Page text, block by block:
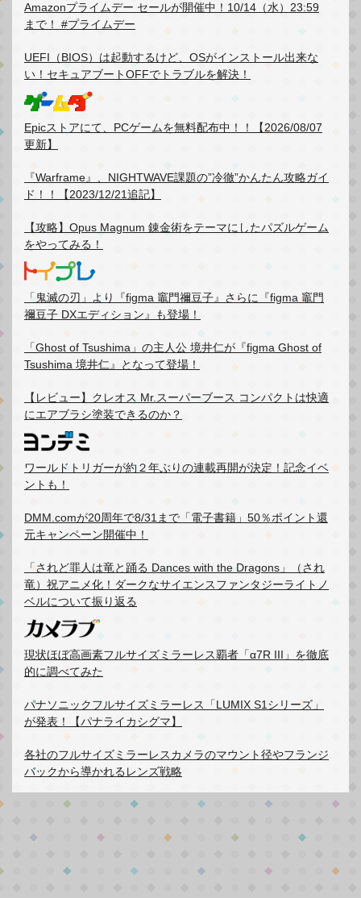
Amazonプライムデー セールが開催中！10/14（水）23:59
まで！ #プライムデー
UEFI（BIOS）は起動するけど、OSがインストール出来な
い！セキュアブートOFFでトラブルを解決！
Epicストアにて、PCゲームを無料配布中！！【2026/08/07
更新】
『Warframe』、NIGHTWAVE課題の”冷徹”かんたん攻略ガイ
ド！！【2023/12/21追記】
【攻略】Opus Magnum 錬金術をテーマにしたパズルゲーム
をやってみる！
「鬼滅の刃」より『figma 竈門禰豆子』さらに『figma 竈門
禰豆子 DXエディション』も登場！
「Ghost of Tsushima」の主人公 境井仁が『figma Ghost of
Tsushima 境井仁』となって登場！
【レビュー】クレオス Mr.スーパーブース コンパクトは快適
にエアブラシ塗装できるのか？
ワールドトリガーが約２年ぶりの連載再開が決定！記念イベ
ントも！
DMM.comが20周年で8/31まで「電子書籍」50％ポイント還
元キャンペーン開催中！
「されど罪人は竜と踊る Dances with the Dragons」（され
竜）祝アニメ化！ダークなサイエンスファンタジーライトノ
ベルについて振り返る
現状ほぼ高画素フルサイズミラーレス覇者「α7R III」を徹底
的に調べてみた
パナソニックフルサイズミラーレス「LUMIX S1シリーズ」
が発表！【パナライカシグマ】
各社のフルサイズミラーレスカメラのマウント径やフランジ
バックから導かれるレンズ戦略